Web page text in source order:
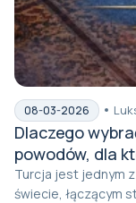
08-03-2026
Dlaczego
powodów, dla
preferują
Turcja jest jednym
świecie, łączącym